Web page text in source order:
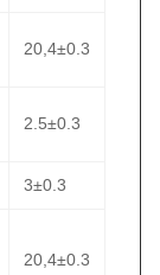
20,4±0.3
2.5±0.3
3±0.3
20,4±0.3